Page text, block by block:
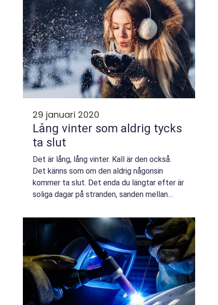
29 januari 2020
Lång vinter som aldrig tycks
ta slut
Det är lång, lång vinter. Kall är den också.
Det känns som om den aldrig någonsin
kommer ta slut. Det enda du längtar efter är
soliga dagar på stranden, sanden mellan